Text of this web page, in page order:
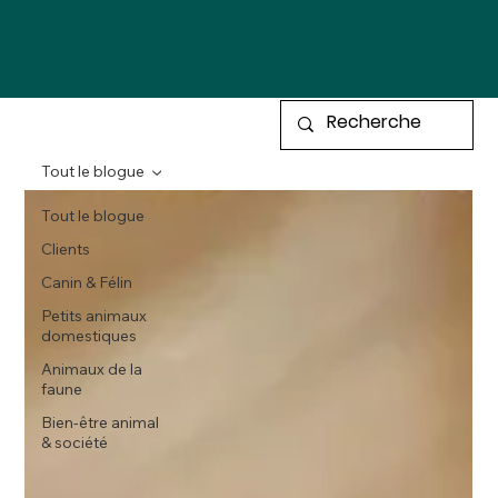
Tout le blogue
Clients
Canin & Félin
Petits animaux
domestiques
Animaux de la
faune
Bien-être animal
& société
Tout le blogue